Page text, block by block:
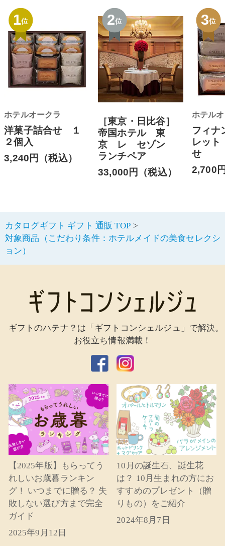
1位
ホテルオークラ
洋菓子詰合せ １
２個入
3,240円（税込）
2位
［東京・日比谷］
帝国ホテル 東
京 レ セゾン
ランチペア
33,000円（税込）
3位
ホテル
フィナ
レッ
せ
2,700
カタログギフト ギフト 通販 TOP
対象商品（こだわり条件：ホテルメイドの美食セレクシ
ョン）
ギフトのハテナ？は「ギフトコンシェルジュ」で解決。
お役立ち情報満載！
【2025年版】もらってう
れしいお歳暮ランキン
グ！ いつまでに贈る？ 失
敗しない選び方まで完全
ガイド
2025年9月12日
10月の誕生石、誕生花
は？ 10月生まれの方にお
すすめのプレゼント（贈
りもの）をご紹介
2024年8月7日